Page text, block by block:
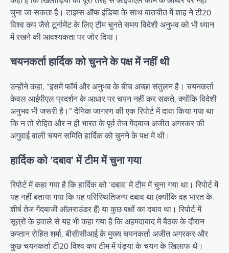
चुना जा सकता है। टाइम्स ऑफ इंडिया के साथ बातचीत में शाह ने टी20
विश्व कप जैसे टूर्नामेंट के लिए टीम चुनते समय विदेशी अनुभव को भी ध्यान
में रखने की आवश्यकता पर जोर दिया।
चयनकर्ता हार्दिक को चुनने के पक्ष में नहीं थी
उन्होंने कहा, “इसमें फॉर्म और अनुभव के बीच अच्छा संतुलन है। चयनकर्ता
केवल आईपीएल प्रदर्शन के आधार पर चयन नहीं कर सकते, क्योंकि विदेशी
अनुभव भी जरूरी है।” दैनिक जागरण की एक रिपोर्ट में दावा किया गया था
कि न तो रोहित और न ही भारत के पूर्व तेज गेंदबाज अजीत अगरकर की
अगुवाई वाली चयन समिति हार्दिक को चुनने के पक्ष में थी।
हार्दिक को ‘दबाव’ में टीम में चुना गया
रिपोर्ट में कहा गया है कि हार्दिक को ‘दबाव’ में टीम में चुना गया था। रिपोर्ट में
यह नहीं बताया गया कि यह परिस्थितिजन्य दबाव था (क्योंकि वह भारत के
शीर्ष तेज गेंदबाजी ऑलराउंडर हैं) या कुछ पक्षों का दबाव था। रिपोर्ट में
सूत्रों के हवाले से यह भी कहा गया है कि अहमदाबाद में बैठक के दौरान
कप्तान रोहित शर्मा, बीसीसीआई के मुख्य चयनकर्ता अजीत अगरकर और
कुछ चयनकर्ता टी20 विश्व कप टीम में पंड्या के चयन के खिलाफ थे।